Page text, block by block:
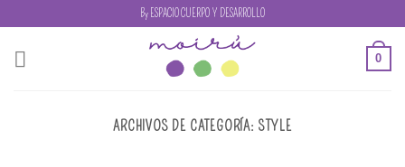
to
content
By ESPACIO CUERPO Y DESARROLLO
0
ARCHIVOS DE CATEGORÍA: STYLE